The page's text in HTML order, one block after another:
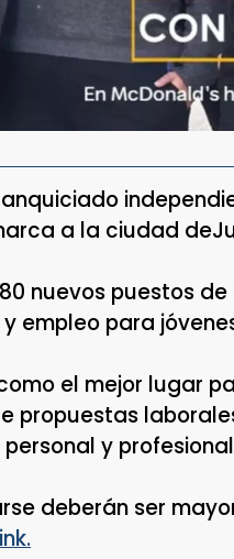
a la ciudad
nuevos puestos
empleo para
el mejor lugar
propuestas
y
deberán ser